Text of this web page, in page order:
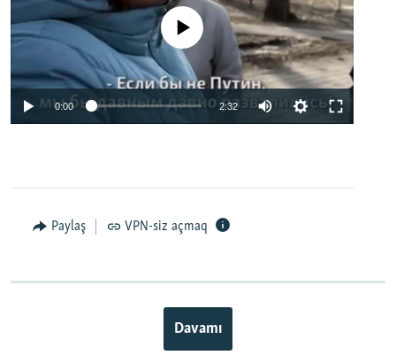
No media source currently available
0:00 2:32
Paylaş VPN-siz açmaq
Davamı